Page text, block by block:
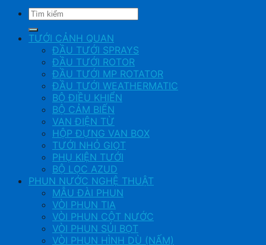
Tìm
TƯỚI CẢNH QUAN
ĐẦU TƯỚI SPRAYS
ĐẦU TƯỚI ROTOR
ĐẦU TƯỚI MP ROTATOR
ĐẦU TƯỚI WEATHERMATIC
BỘ ĐIỀU KHIỂN
BỘ CẢM BIẾN
VAN ĐIỆN TỪ
HỘP ĐỰNG VAN BOX
TƯỚI NHỎ GIỌT
PHỤ KIỆN TƯỚI
BỘ LỌC AZUD
PHUN NƯỚC NGHỆ THUẬT
MẪU ĐÀI PHUN
VÒI PHUN TIA
VÒI PHUN CỘT NƯỚC
VÒI PHUN SỦI BỌT
VÒI PHUN HÌNH DÙ (NẤM)